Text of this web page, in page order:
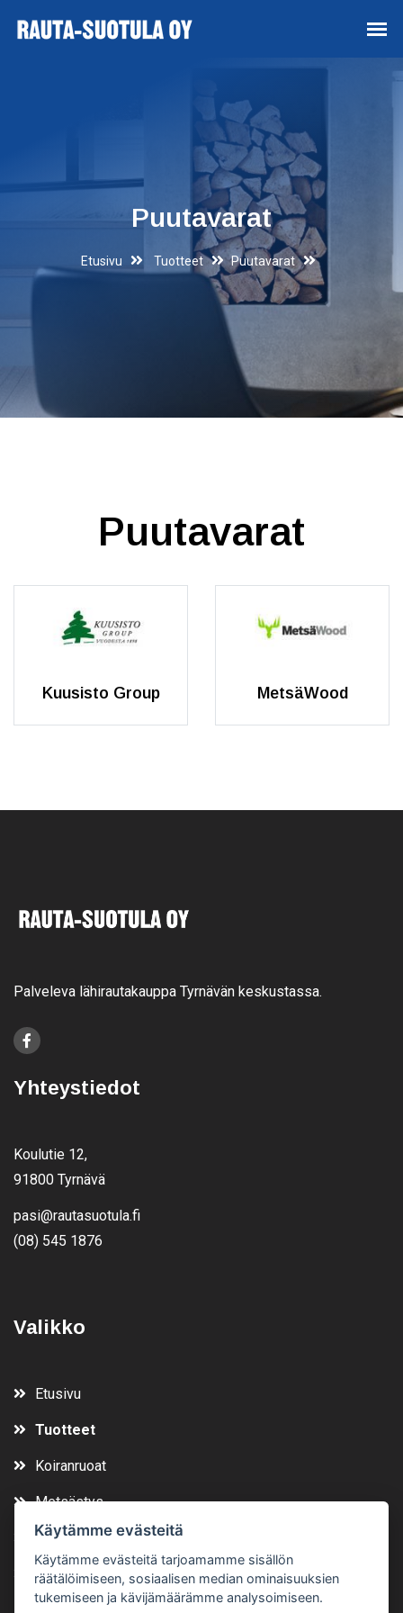
Puutavarat
Etusivu Tuotteet Puutavarat
Puutavarat
Kuusisto Group MetsäWood
Palveleva lähirautakauppa Tyrnävän keskustassa.
Yhteystiedot
Koulutie 12,
91800 Tyrnävä
pasi@rautasuotula.fi
(08) 545 1876
Valikko
Etusivu
Tuotteet
Koiranruoat
Metsästys
Vuokraa
Yhteystiedot
Käytämme evästeitä
Käytämme evästeitä tarjoamamme sisällön
räätälöimiseen, sosiaalisen median ominaisuuksien
tukemiseen ja kävijämäärämme analysoimiseen.